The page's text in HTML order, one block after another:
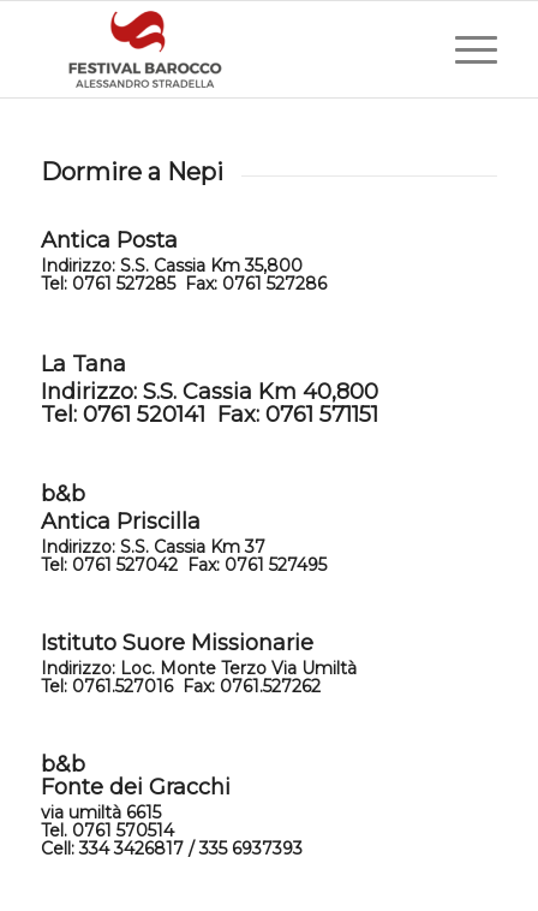
Dormire a Nepi
Antica Posta
Indirizzo: S.S. Cassia Km 35,800
Tel: 0761 527285 Fax: 0761 527286
La Tana
Indirizzo: S.S. Cassia Km 40,800
Tel: 0761 520141 Fax: 0761 571151
b&b
Antica Priscilla
Indirizzo: S.S. Cassia Km 37
Tel: 0761 527042Fax: 0761 527495
Istituto Suore Missionarie
Indirizzo: Loc. Monte Terzo Via Umiltà
Tel: 0761.527016 Fax: 0761.527262
b&b
Fonte dei Gracchi
via umiltà 6615
Tel. 0761 570514
Cell: 334 3426817 / 335 6937393